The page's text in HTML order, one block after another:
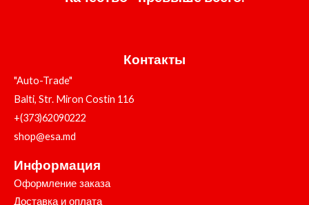
Контакты
"Auto-Trade"
Balti, Str. Miron Costin 116
+(373)62090222
shop@esa.md
Информация
Оформление заказа
Доставка и оплата